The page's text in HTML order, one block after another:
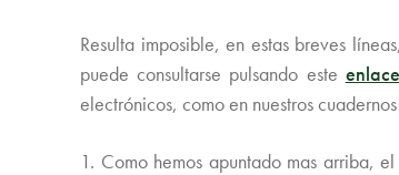
Resulta imposible, en estas breves
puede consultarse pulsando este enlace
electrónicos, como en nuestros
1. Como hemos apuntado mas arriba,